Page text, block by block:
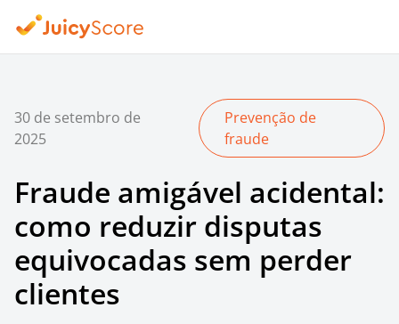
30 de setembro de
2025
Prevenção de
fraude
Fraude amigável acidental:
como reduzir disputas
equivocadas sem perder
clientes